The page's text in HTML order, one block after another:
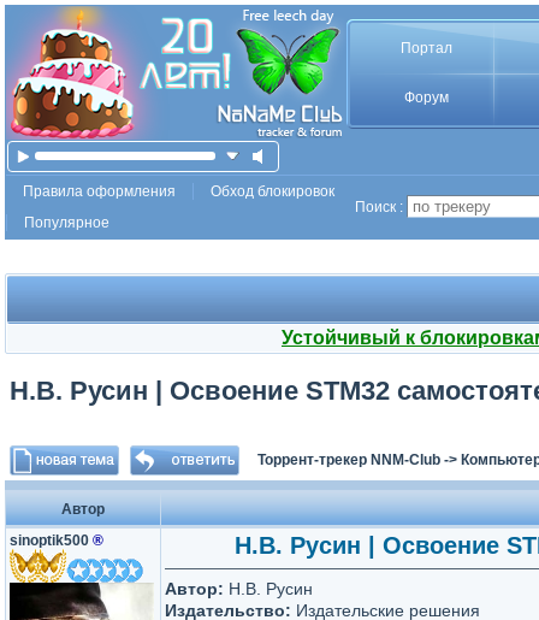
Портал
Форум
Правила оформления
Обход блокировок
Популярное
Поиск :
Устойчивый к
Н.В. Русин | Освоение STM32
Торрент-трекер NNM-Club ->
Автор
sinoptik500 ® Н.В. Русин | Освоение
Автор: Н.В. Русин
Издательство: Издательские решения